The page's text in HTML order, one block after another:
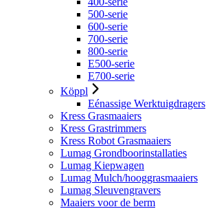
500-serie
600-serie
700-serie
800-serie
E500-serie
E700-serie
Köppl
Eénassige Werktuigdragers
Kress Grasmaaiers
Kress Grastrimmers
Kress Robot Grasmaaiers
Lumag Grondboorinstallaties
Lumag Kiepwagen
Lumag Mulch/hooggrasmaaiers
Lumag Sleuvengravers
Maaiers voor de berm